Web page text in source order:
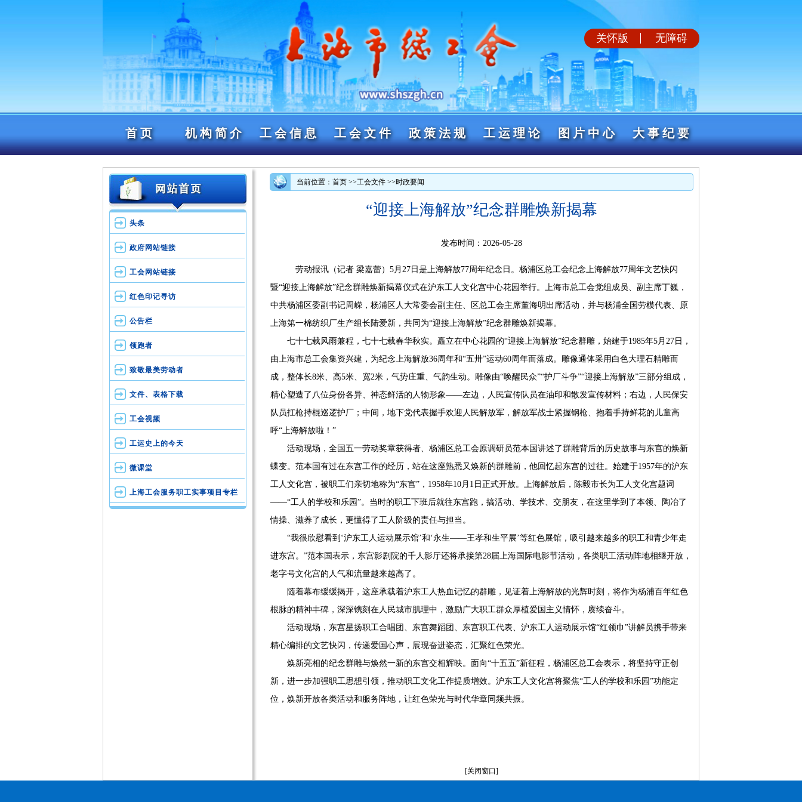
关怀版 无障碍
首页 机构简介 工会信息 工会文件 政策法规 工运理论 图片中心 大事纪要
头条
政府网站链接
工会网站链接
红色印记寻访
公告栏
领跑者
致敬最美劳动者
文件、表格下载
工会视频
工运史上的今天
微课堂
上海工会服务职工实事项目专栏
当前位置：首页 >>工会文件 >>时政要闻
“迎接上海解放”纪念群雕焕新揭幕
发布时间：2026-05-28
劳动报讯（记者 梁嘉蕾）5月27日是上海解放77周年纪念日。杨浦区总工会纪念上海解放77周年文艺快闪
暨“迎接上海解放”纪念群雕焕新揭幕仪式在沪东工人文化宫中心花园举行。上海市总工会党组成员、副主席丁巍，
中共杨浦区委副书记周嵘，杨浦区人大常委会副主任、区总工会主席董海明出席活动，并与杨浦全国劳模代表、原
上海第一棉纺织厂生产组长陆爱新，共同为“迎接上海解放”纪念群雕焕新揭幕。
七十七载风雨兼程，七十七载春华秋实。矗立在中心花园的“迎接上海解放”纪念群雕，始建于1985年5月27日，
由上海市总工会集资兴建，为纪念上海解放36周年和“五卅”运动60周年而落成。雕像通体采用白色大理石精雕而
成，整体长8米、高5米、宽2米，气势庄重、气韵生动。雕像由“唤醒民众”“护厂斗争”“迎接上海解放”三部分组成，
精心塑造了八位身份各异、神态鲜活的人物形象——左边，人民宣传队员在油印和散发宣传材料；右边，人民保安
队员扛枪持棍巡逻护厂；中间，地下党代表握手欢迎人民解放军，解放军战士紧握钢枪、抱着手持鲜花的儿童高
呼“上海解放啦！”
活动现场，全国五一劳动奖章获得者、杨浦区总工会原调研员范本国讲述了群雕背后的历史故事与东宫的焕新
蝶变。范本国有过在东宫工作的经历，站在这座熟悉又焕新的群雕前，他回忆起东宫的过往。始建于1957年的沪东
工人文化宫，被职工们亲切地称为“东宫”，1958年10月1日正式开放。上海解放后，陈毅市长为工人文化宫题词
——“工人的学校和乐园”。当时的职工下班后就往东宫跑，搞活动、学技术、交朋友，在这里学到了本领、陶冶了
情操、滋养了成长，更懂得了工人阶级的责任与担当。
“我很欣慰看到‘沪东工人运动展示馆’和‘永生——王孝和生平展’等红色展馆，吸引越来越多的职工和青少年走
进东宫。”范本国表示，东宫影剧院的千人影厅还将承接第28届上海国际电影节活动，各类职工活动阵地相继开放，
老字号文化宫的人气和流量越来越高了。
随着幕布缓缓揭开，这座承载着沪东工人热血记忆的群雕，见证着上海解放的光辉时刻，将作为杨浦百年红色
根脉的精神丰碑，深深镌刻在人民城市肌理中，激励广大职工群众厚植爱国主义情怀，赓续奋斗。
活动现场，东宫星扬职工合唱团、东宫舞蹈团、东宫职工代表、沪东工人运动展示馆“红领巾”讲解员携手带来
精心编排的文艺快闪，传递爱国心声，展现奋进姿态，汇聚红色荣光。
焕新亮相的纪念群雕与焕然一新的东宫交相辉映。面向“十五五”新征程，杨浦区总工会表示，将坚持守正创
新，进一步加强职工思想引领，推动职工文化工作提质增效。沪东工人文化宫将聚焦“工人的学校和乐园”功能定
位，焕新开放各类活动和服务阵地，让红色荣光与时代华章同频共振。
[关闭窗口]